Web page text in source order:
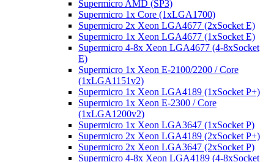
Supermicro AMD (SP3)
Supermicro 1x Core (1xLGA1700)
Supermicro 2x Xeon LGA4677 (2xSocket E)
Supermicro 1x Xeon LGA4677 (1xSocket E)
Supermicro 4-8x Xeon LGA4677 (4-8xSocket
E)
Supermicro 1x Xeon E-2100/2200 / Core
(1xLGA1151v2)
Supermicro 1x Xeon LGA4189 (1xSocket P+)
Supermicro 1x Xeon E-2300 / Core
(1xLGA1200v2)
Supermicro 1x Xeon LGA3647 (1xSocket P)
Supermicro 2x Xeon LGA4189 (2xSocket P+)
Supermicro 2x Xeon LGA3647 (2xSocket P)
Supermicro 4-8x Xeon LGA4189 (4-8xSocket